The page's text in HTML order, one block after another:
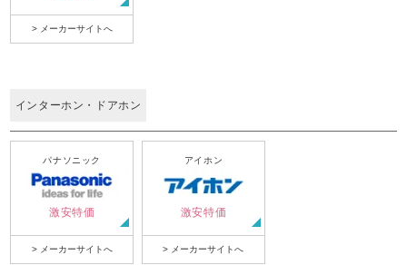
> メーカーサイトへ
インターホン・ドアホン
パナソニック
激安特価
> メーカーサイトへ
アイホン
激安特価
> メーカーサイトへ